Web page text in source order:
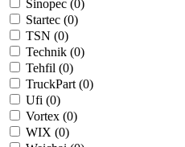
Sinopec (0)
Startec (0)
TSN (0)
Technik (0)
Tehfil (0)
TruckPart (0)
Ufi (0)
Vortex (0)
WIX (0)